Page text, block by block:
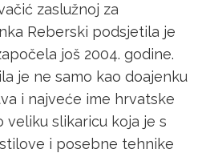
zaslužnoj za
Reberski podsjetila je
još 2004. godine.
je ne samo kao doajenku
i najveće ime hrvatske
veliku slikaricu koja je s
i posebne tehnike